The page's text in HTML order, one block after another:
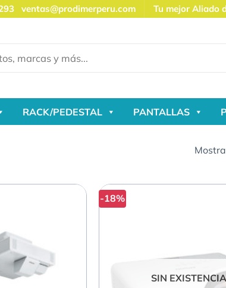
ventas@prodimerperu.com Tu mejor Aliado
RACK/PEDESTAL PANTALLAS
-18%
SIN